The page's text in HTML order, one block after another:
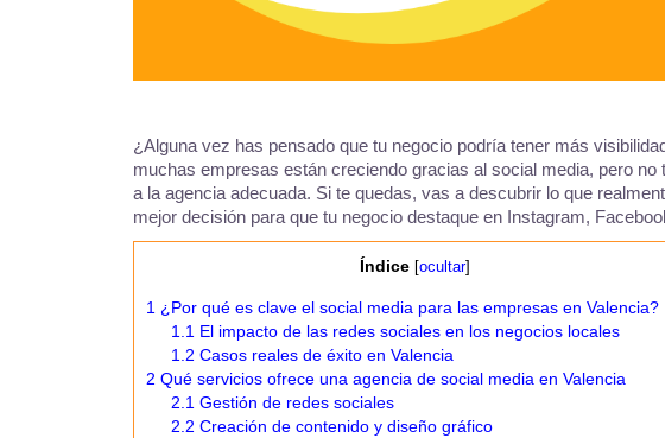
¿Alguna vez has pensado que tu negocio podría tener más
muchas empresas están creciendo gracias al social media, pero
a la agencia adecuada. Si te quedas, vas a descubrir lo que
mejor decisión para que tu negocio destaque en Instagram,
Índice [ocultar]
1 ¿Por qué es clave el social media para las empresas en Valencia?
1.1 El impacto de las redes sociales en los negocios locales
1.2 Casos reales de éxito en Valencia
2 Qué servicios ofrece una agencia de social media en Valencia
2.1 Gestión de redes sociales
2.2 Creación de contenido y diseño gráfico